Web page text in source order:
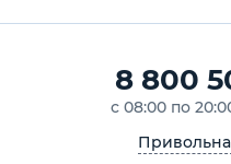
8 800
с 08:00 по